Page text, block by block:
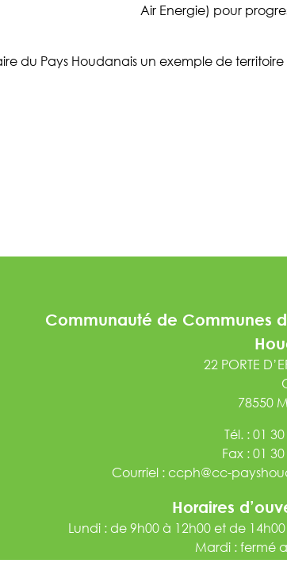
Air Energie) pour
du Pays Houdanais un exemple de
Communauté de Communes
22 PORTE
78550
Tél. : 01
Fax : 01
Courriel : ccph@cc-
Horaires
Lundi : de 9h00 à 12h00 et de
Mardi : fermé